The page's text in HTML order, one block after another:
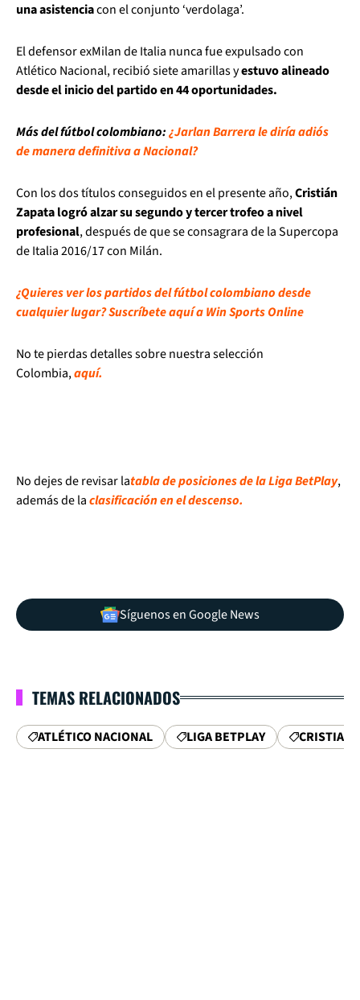
una asistenciacon el conjunto ‘verdolaga’.
El defensor exMilan de Italia nunca fue expulsado con
Atlético Nacional, recibió siete amarillas yestuvo alineado
desde el inicio del partido en 44 oportunidades.
Más del fútbol colombiano:¿Jarlan Barrera le diría adiós
de manera definitiva a Nacional?
Con los dos títulos conseguidos en el presente año,Cristián
Zapata logró alzar su segundo y tercer trofeo a nivel
profesional, después de que se consagrara de la Supercopa
de Italia 2016/17 con Milán.
¿Quieres ver los partidos del fútbol colombiano desde
cualquier lugar? Suscríbete aquí a Win Sports Online
No te pierdas detalles sobre nuestra selección
Colombia,aquí.
No dejes de revisar latabla de posiciones de la Liga BetPlay,
además de laclasificación en el descenso.
Síguenos en Google News
TEMAS RELACIONADOS
ATLÉTICO NACIONAL LIGA BETPLAY CRISTIAN